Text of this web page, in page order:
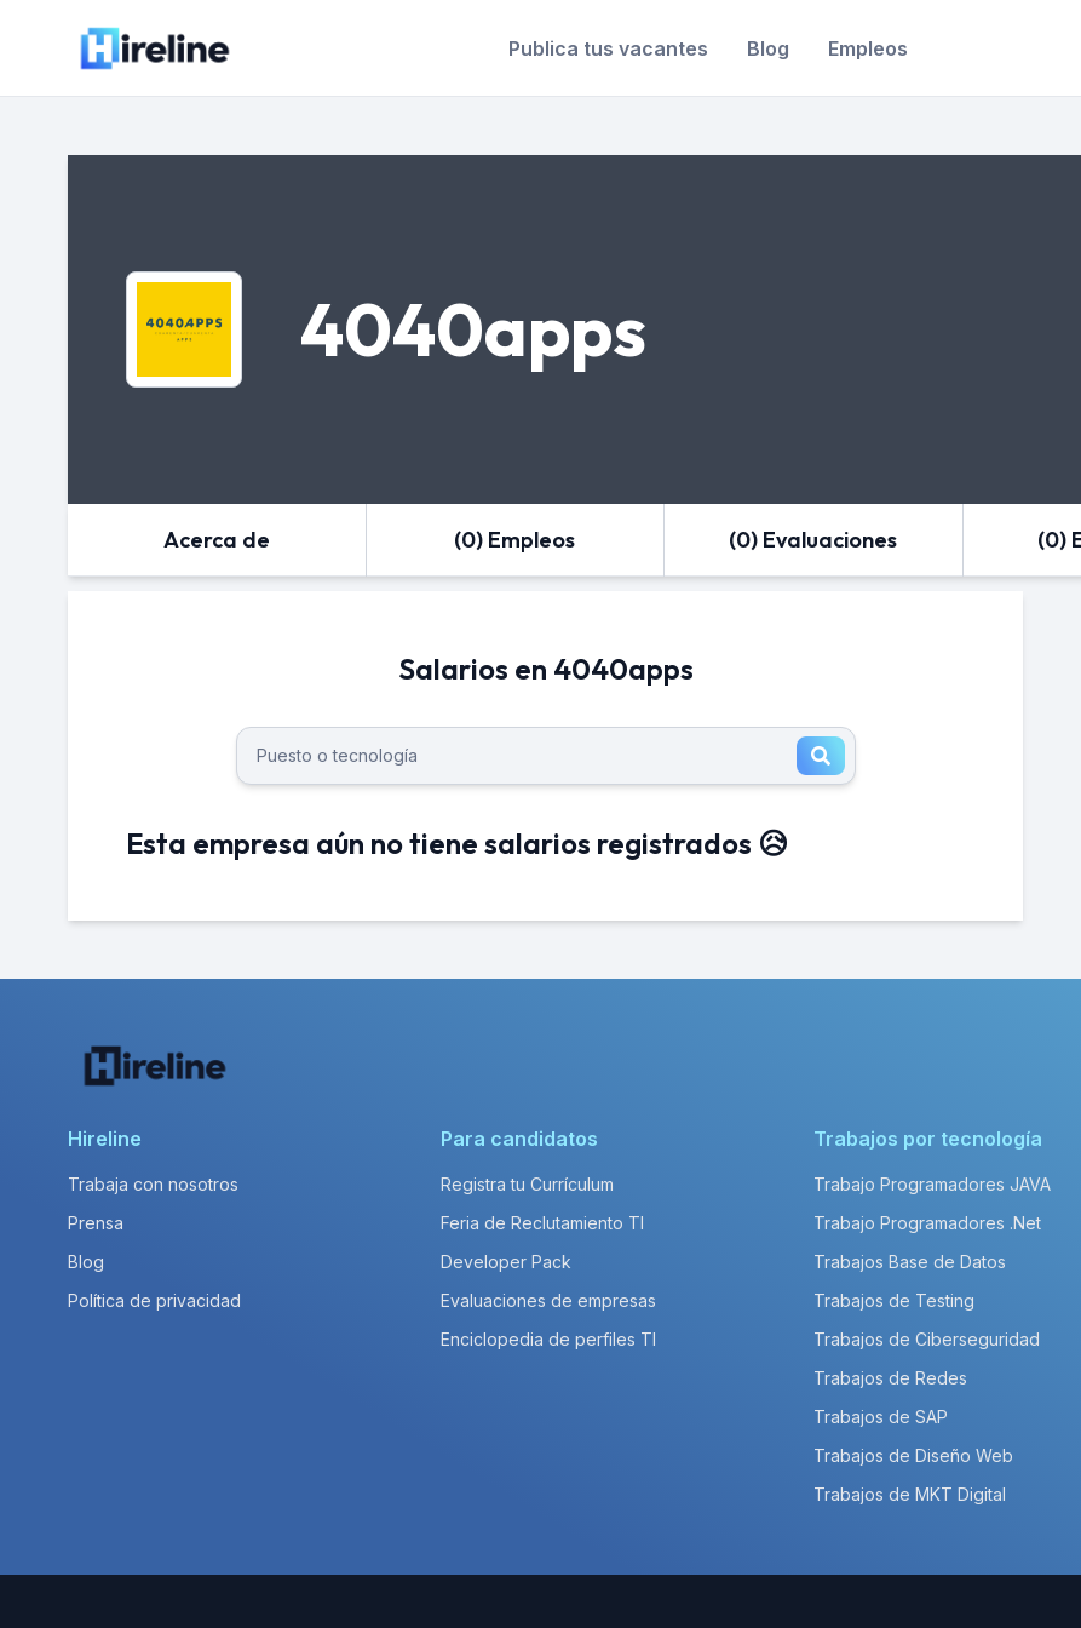
Publica tus vacantes Blog Empleos
4040apps
Acerca de (0) Empleos (0) Evaluaciones (0)
Salarios en 4040apps
Esta empresa aún no tiene salarios registrados 😥
Hireline
Trabaja con nosotros
Prensa
Blog
Política de privacidad
Para candidatos
Registra tu Currículum
Feria de Reclutamiento TI
Developer Pack
Evaluaciones de empresas
Enciclopedia de perfiles TI
Trabajos por tecnología
Trabajo Programadores JAVA
Trabajo Programadores .Net
Trabajos Base de Datos
Trabajos de Testing
Trabajos de Ciberseguridad
Trabajos de Redes
Trabajos de SAP
Trabajos de Diseño Web
Trabajos de MKT Digital